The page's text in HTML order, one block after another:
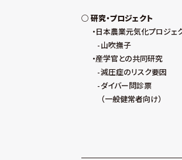
研究・プロジェクト
日本農業元気化プロジェ
山吹撫子
産学官との共同研究
減圧症のリスク要因
ダイバー問診票
（一般健常者向け）